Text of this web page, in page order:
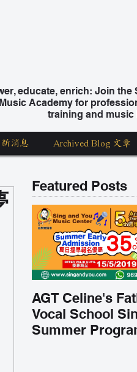
educate, enrich: Join the
Academy for
training and music
消息 Archived Blog 文章
Featured Posts
AGT Celine's
Vocal School
Summer